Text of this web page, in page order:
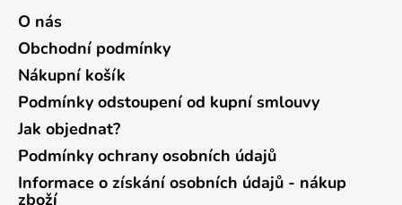
O nás
Obchodní podmínky
Nákupní košík
Podmínky odstoupení od kupní smlouvy
Jak objednat?
Podmínky ochrany osobních údajů
Informace o získání osobních údajů - nákup
zboží